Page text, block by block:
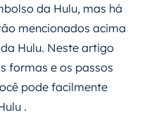
da Hulu, mas há
mencionados acima
Hulu. Neste artigo
formas e os passos
pode facilmente
.